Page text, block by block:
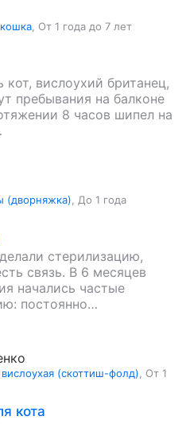
От 1 года до 7 лет
кот, вислоухий британец,
пребывания на балконе
8 часов шипел на
(дворняжка) До 1 года
стерилизацию,
связь. В 6 месяцев
начались частые
постоянно
(скоттиш-фолд)
От 1
кота